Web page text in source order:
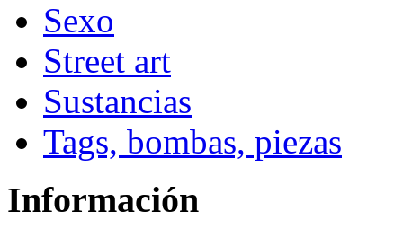
Sexo
Street art
Sustancias
Tags, bombas, piezas
Información